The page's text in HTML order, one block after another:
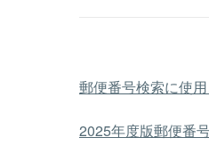
郵便番号検索に使
2025年度版郵便番